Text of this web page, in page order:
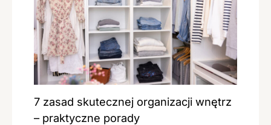
7 zasad skutecznej organizacji wnętrz
– praktyczne porady